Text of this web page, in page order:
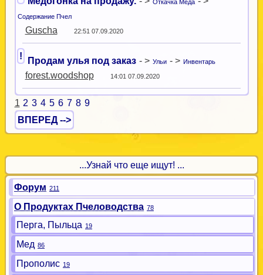
Откачка Меда
Содержание Пчел
Guscha 22:51 07.09.2020
! Продам улья под заказ - > Ульи - > Инвентарь
forest.woodshop 14:01 07.09.2020
1 2 3 4 5 6 7 8 9
ВПЕРЕД -->
...Узнай что еще ищут! ...
Форум 211
О Продуктах Пчеловодства 78
Перга, Пыльца 19
Мед 86
Прополис 19